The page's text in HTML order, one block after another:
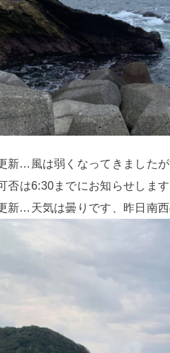
新…風は弱くなってきました
否は6:30までにお知らせします
新…天気は曇りです、昨日南